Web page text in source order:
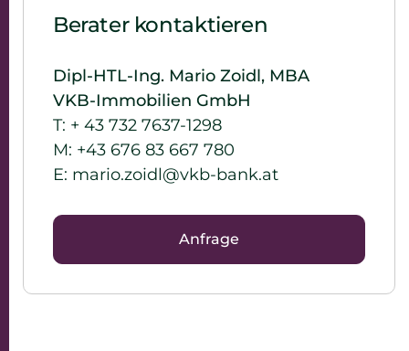
Berater kontaktieren
Dipl-HTL-Ing. Mario Zoidl, MBA
VKB-Immobilien GmbH
T: + 43 732 7637-1298
M: +43 676 83 667 780
E: mario.zoidl@vkb-bank.at
Anfrage